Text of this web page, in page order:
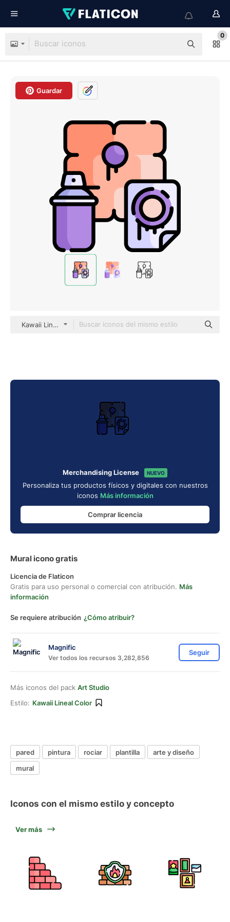
0
Guardar
Kawaii Lineal color
Merchandising License NUEVO
Personaliza tus productos físicos y digitales con nuestros
iconos Más información
Comprar licencia
Mural icono gratis
Licencia de Flaticon
Gratis para uso personal o comercial con atribución. Más
información
Se requiere atribución ¿Cómo atribuir?
Magnific
Ver todos los recursos 3,282,856
Seguir
Más iconos del pack Art Studio
Estilo: Kawaii Lineal Color
pared pintura rociar plantilla
arte y diseño
mural
Iconos con el mismo estilo y concepto
Ver más